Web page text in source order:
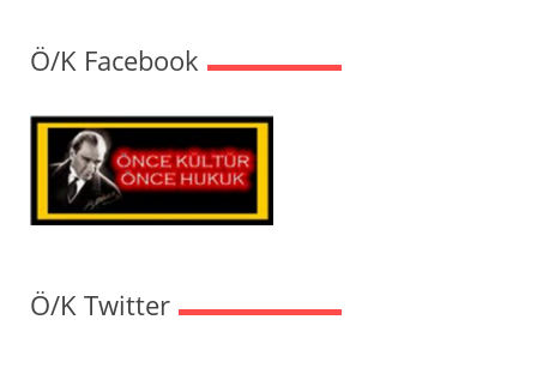
Ö/K Facebook
Ö/K Twitter